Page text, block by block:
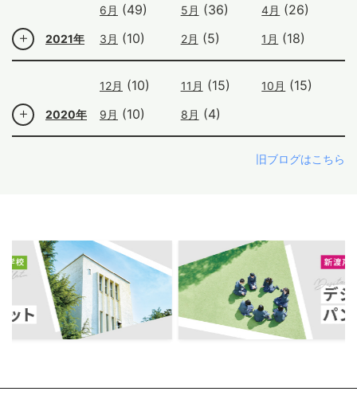
2021年
6月 (49) 5月 (36) 4月 (26)
3月 (10) 2月 (5) 1月 (18)
2020年
12月 (10) 11月 (15) 10月 (15)
9月 (10) 8月 (4)
旧ブログはこちら